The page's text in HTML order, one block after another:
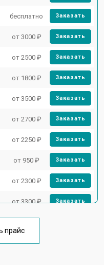
бесплатно Заказать
от 3000 ₽ Заказать
от 2500 ₽ Заказать
от 1800 ₽ Заказать
от 3500 ₽ Заказать
от 2700 ₽ Заказать
от 2250 ₽ Заказать
от 950 ₽ Заказать
от 2300 ₽ Заказать
от 3300 ₽ Заказать
от 1500 ₽
прайс